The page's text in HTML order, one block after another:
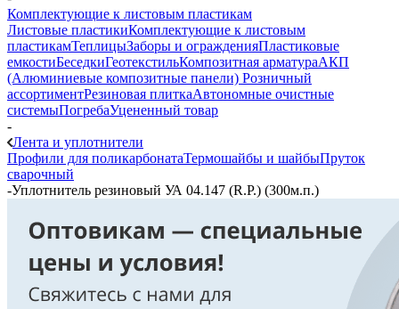
Комплектующие к листовым пластикам
Листовые пластикиКомплектующие к листовым
пластикамТеплицыЗаборы и огражденияПластиковые
емкостиБеседкиГеотекстильКомпозитная арматураАКП
(Алюминиевые композитные панели) Розничный
ассортиментРезиновая плиткаАвтономные очистные
системыПогребаУцененный товар
-
Лента и уплотнители
Профили для поликарбонатаТермошайбы и шайбыПруток
сварочный
-Уплотнитель резиновый УА 04.147 (R.P.) (300м.п.)